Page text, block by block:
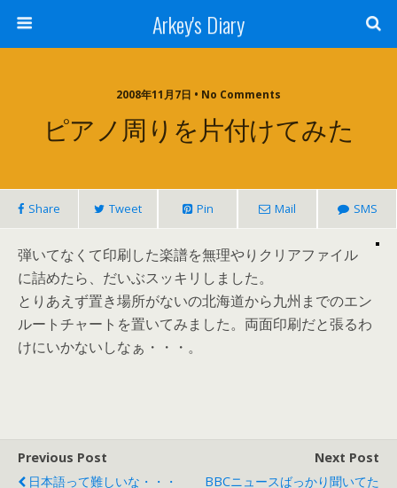
Arkey's Diary
2008年11月7日 • No Comments
ピアノ周りを片付けてみた
Share Tweet Pin Mail SMS
弾いてなくて印刷した楽譜を無理やりクリアファイル
に詰めたら、だいぶスッキリしました。
とりあえず置き場所がないの北海道から九州までのエン
ルートチャートを置いてみました。両面印刷だと張るわ
けにいかないしなぁ・・・。
Previous Post
日本語って難しいな・・・
Next Post
BBCニュースばっかり聞いてた